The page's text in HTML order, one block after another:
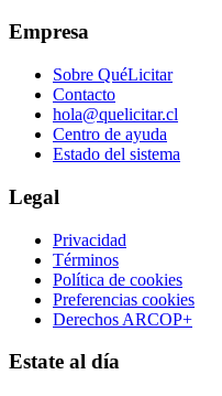
Empresa
Sobre QuéLicitar
Contacto
hola@quelicitar.cl
Centro de ayuda
Estado del sistema
Legal
Privacidad
Términos
Política de cookies
Preferencias cookies
Derechos ARCOP+
Estate al día